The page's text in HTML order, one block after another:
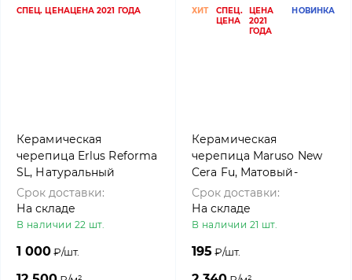
СПЕЦ. ЦЕНАЦЕНА 2021 ГОДА
Керамическая
черепица Erlus Reforma
SL, Натуральный
красный
Срок доставки:
На складе
В наличии 22 шт.
1 000₽/шт.
ХИТ
СПЕЦ.
ЦЕНА
ЦЕНА
2021
ГОДА
НОВИНКА
Керамическая
черепица Maruso New
Cera Fu, Матовый-
черный
Срок доставки:
На складе
В наличии 21 шт.
195 ₽/шт.